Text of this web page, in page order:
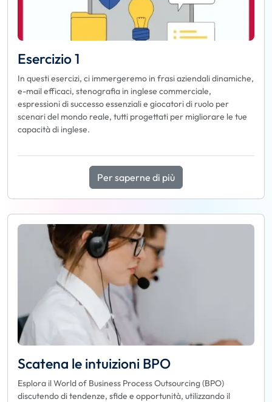
Esercizio 1
In questi esercizi, ci immergeremo in frasi aziendali dinamiche,
e-mail efficaci, stenografia in inglese commerciale,
espressioni di successo essenziali e giocatori di ruolo per
scenari del mondo reale, tutti progettati per migliorare le tue
capacità di inglese.
Per saperne di più
Scatena le intuizioni BPO
Esplora il World of Business Process Outsourcing (BPO)
discutendo di tendenze, sfide e opportunità, utilizzando il